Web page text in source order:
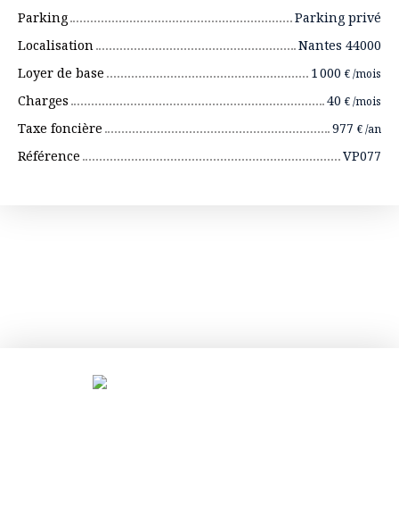
Parking
Parking privé
Localisation
Nantes 44000
Loyer de base
1 000 € /mois
Charges 40 € /mois
Taxe foncière 977 € /an
Référence VP077